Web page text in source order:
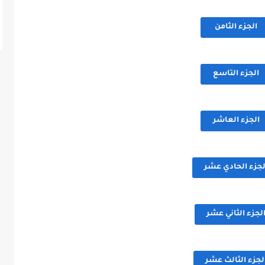
الجزء الثامن
الجزء التاسع
الجزء العاشر
الحادي عشر
الجزء الثاني عشر
الثالث عشر